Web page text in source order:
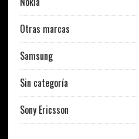
Otras marcas
Samsung
Sin categoría
Sony Ericsson